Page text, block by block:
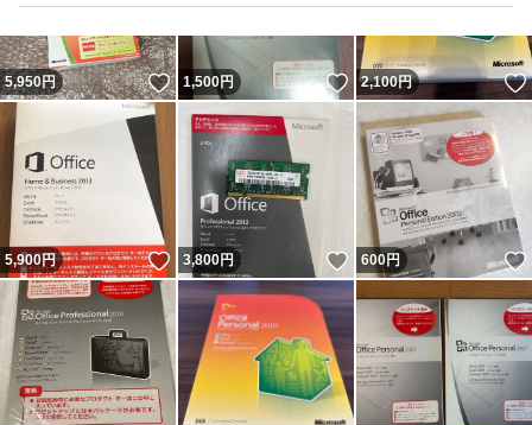
5,950円 いいね！
1,500円 いいね！
2,100円
5,900円 いいね！
3,800円 いいね！
600円